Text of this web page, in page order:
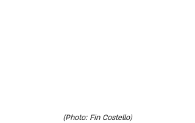
(Photo: Fin Costello)